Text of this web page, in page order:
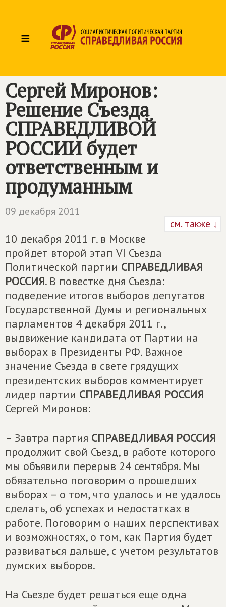
≡
Сергей Миронов:
Решение Cъезда
СПРАВЕДЛИВОЙ
РОССИИ будет
ответственным и
продуманным
09 декабря 2011
см. также ↓
10 декабря 2011 г. в Москве
пройдет второй этап VI Съезда
Политической партии СПРАВЕДЛИВАЯ
РОССИЯ. В повестке дня Съезда:
подведение итогов выборов депутатов
Государственной Думы и региональных
парламентов 4 декабря 2011 г.,
выдвижение кандидата от Партии на
выборах в Президенты РФ. Важное
значение Съезда в свете грядущих
президентских выборов комментирует
лидер партии СПРАВЕДЛИВАЯ РОССИЯ
Сергей Миронов:
– Завтра партия СПРАВЕДЛИВАЯ РОССИЯ
продолжит свой Съезд, в работе которого
мы объявили перерыв 24 сентября. Мы
обязательно поговорим о прошедших
выборах – о том, что удалось и не удалось
сделать, об успехах и недостатках в
работе. Поговорим о наших перспективах
и возможностях, о том, как Партия будет
развиваться дальше, с учетом результатов
думских выборов.
На Съезде будет решаться еще одна